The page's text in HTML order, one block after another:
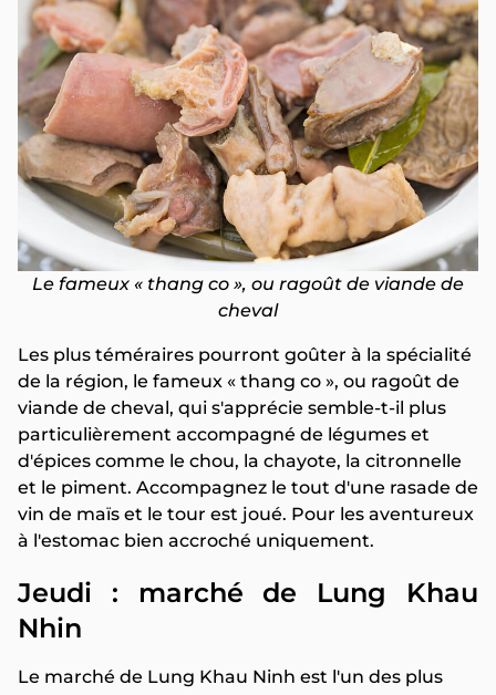
Le fameux « thang co », ou ragoût de viande de
cheval
Les plus téméraires pourront goûter à la spécialité
de la région, le fameux « thang co », ou ragoût de
viande de cheval, qui s'apprécie semble-t-il plus
particulièrement accompagné de légumes et
d'épices comme le chou, la chayote, la citronnelle
et le piment. Accompagnez le tout d'une rasade de
vin de maïs et le tour est joué. Pour les aventureux
à l'estomac bien accroché uniquement.
Jeudi : marché de Lung Khau
Nhin
Le marché de Lung Khau Ninh est l'un des plus